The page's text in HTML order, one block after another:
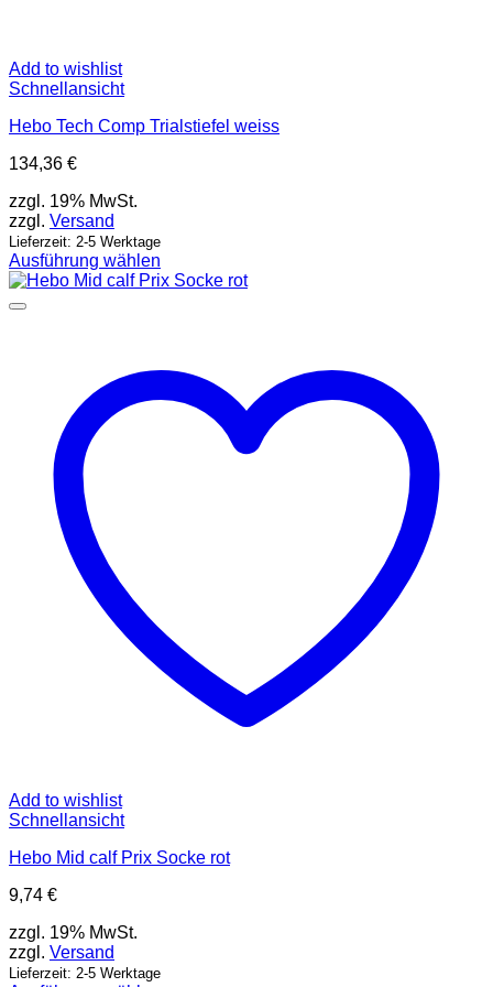
Add to wishlist
Schnellansicht
Hebo Tech Comp Trialstiefel weiss
134,36 €
zzgl. 19% MwSt.
zzgl. Versand
Lieferzeit: 2-5 Werktage
Ausführung wählen
Dieses
Produkt
Optionen
können
Produktseite
gewählt
werden
Add to wishlist
Schnellansicht
Hebo Mid calf Prix Socke rot
9,74 €
zzgl. 19% MwSt.
zzgl. Versand
Lieferzeit: 2-5 Werktage